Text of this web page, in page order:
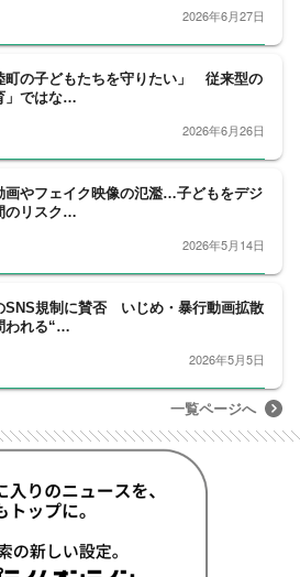
卒業。
ューヨーク支店などを経て1992年フジ
ビ入社。営業局、政治部、ニューヨーク
、経済部長を経て現職。iU情報経営イ
ション専門職大学客員教授。映画倫理
映倫）年少者映画審議会委員。はこだ
大使。映画配給会社アドバイザー。
2026年6月27日
町の子どもたちを守りたい」 従来型の
」ではな…
2026年6月26日
画やフェイク映像の氾濫…子どもをデジ
のリスク…
2026年5月14日
SNS規制に賛否 いじめ・暴行動画拡散
われる“…
2026年5月5日
一覧ページへ